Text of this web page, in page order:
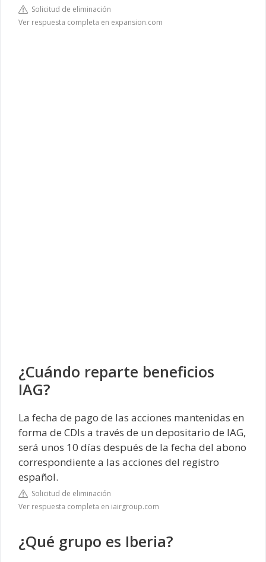
Solicitud de eliminación
Ver respuesta completa en expansion.com
¿Cuándo reparte beneficios
IAG?
La fecha de pago de las acciones mantenidas en
forma de CDIs a través de un depositario de IAG,
será unos 10 días después de la fecha del abono
correspondiente a las acciones del registro
español.
Solicitud de eliminación
Ver respuesta completa en iairgroup.com
¿Qué grupo es Iberia?